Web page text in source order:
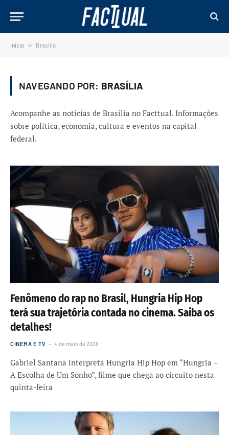
Início » Brasília
NAVEGANDO POR: BRASÍLIA
Acompanhe as notícias de Brasília no Facttual. Informações
sobre política, economia, cultura e eventos na capital
federal.
Fenômeno do rap no Brasil, Hungria Hip Hop
terá sua trajetória contada no cinema. Saiba os
detalhes!
CINEMA E TV 4 de maio de 2026
Gabriel Santana interpreta Hungria Hip Hop em “Hungria –
A Escolha de Um Sonho”, filme que chega ao circuito nesta
quinta-feira